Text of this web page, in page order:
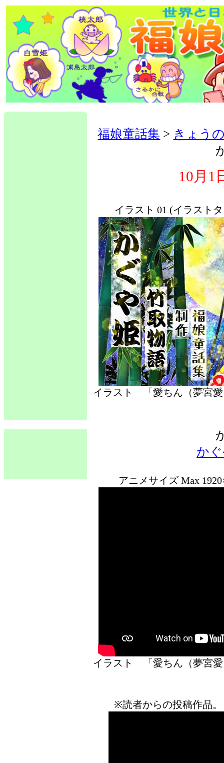
福娘童話集 > きょう
10月1
イラスト 01 (イラスト
イラスト 「愛ちん（夢
か
アニメサイズ Max
イラスト 「愛ちん（夢
※読者からの投稿作品